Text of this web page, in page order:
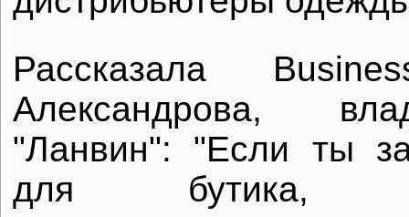
Рассказала
Александрова,
"Ланвин": "Если ты
для бутика,